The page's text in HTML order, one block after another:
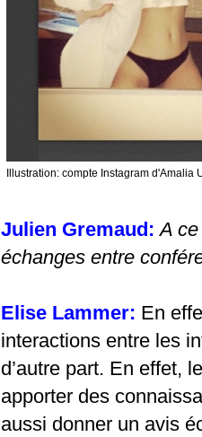
Illustration: compte Instagram d'Amalia
Julien Gremaud:A
échanges entre
Elise Lammer: En
interactions entre les
d’autre part. En effet,
apporter des
aussi donner un avis